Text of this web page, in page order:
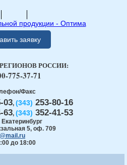
заявку
Факс
03, (343) 253-80-16
63, (343) 352-41-53
Екатеринбург
5, оф. 709
до 18:00
РОССИИ:
775-37-71